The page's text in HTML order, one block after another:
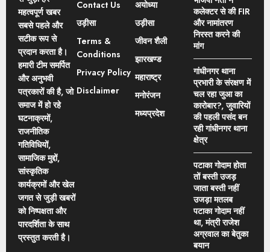
महत्वपूर्ण खबर
सबसे पहले और
सटीक रूप से
प्रदान करता है।
हमारी टीम समर्पित
और अनुभवी
पत्रकारों की है, जो
समाज में हो रहे
घटनाक्रमों,
राजनीतिक
गतिविधियों,
सामाजिक मुद्दों,
सांस्कृतिक
कार्यक्रमों और खेल
जगत से जुड़ी खबरों
को निष्पक्षता और
पारदर्शिता के साथ
प्रस्तुत करती है।
Contact Us
उड़ीसा
Terms &
Conditions
Privacy Policy
Disclaimer
अयोध्या
उड़ीसा
जीवन शैली
झारखण्ड
महाराष्ट्र
मनोरंजन
मध्यप्रदेश
कलेक्टर से की FIR
और नामांतरण
निरस्त करने की
मांग
गांधीनगर थाना
प्रभारी के संरक्षण में
चल रहा जुआ का
कारोबार?, जुवारियों
की पहली पसंद बन
रही गांधीनगर थाना
क्षेत्र
पटाका गोदाम होता
तों बस्ती उजड़
जाता बस्ती नहीं
उजड़ा मतलब
पटाका गोदाम नहीं
था, मंत्री राजेश
अग्रवाल का बेतुका
बयान